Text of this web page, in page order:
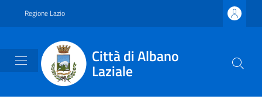
Regione Lazio
Città di Albano
Laziale